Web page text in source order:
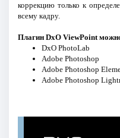
коррекцию только к
всему кадру.
Плагин DxO ViewPoint
DxO PhotoLab
Adobe Photoshop
Adobe Photoshop
Adobe Photoshop